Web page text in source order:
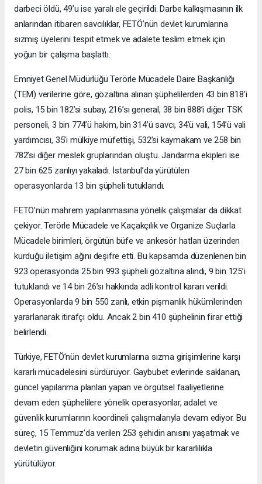
darbeci öldü, 49’u ise yaralı ele geçirildi. Darbe kalkışmasının ilk
anlarından itibaren savcılıklar, FETÖ’nün devlet kurumlarına
sızmış üyelerini tespit etmek ve adalete teslim etmek için
yoğun bir çalışma başlattı.
Emniyet Genel Müdürlüğü Terörle Mücadele Daire Başkanlığı
(TEM) verilerine göre, gözaltına alınan şüphelilerden 43 bin 818’i
polis, 15 bin 182’si subay, 216’sı general, 38 bin 888’i diğer TSK
personeli, 3 bin 774’ü hakim, bin 314’ü savcı, 34’ü vali, 154’ü vali
yardımcısı, 35’i mülkiye müfettişi, 532’si kaymakam ve 258 bin
782’si diğer meslek gruplarından oluştu. Jandarma ekipleri ise
27 bin 625 zanlıyı yakaladı. İstanbul’da yürütülen
operasyonlarda 13 bin şüpheli tutuklandı.
FETÖ’nün mahrem yapılanmasına yönelik çalışmalar da dikkat
çekiyor. Terörle Mücadele ve Kaçakçılık ve Organize Suçlarla
Mücadele birimleri, örgütün büfe ve ankesör hatları üzerinden
kurduğu iletişim ağını deşifre etti. Bu kapsamda düzenlenen bin
923 operasyonda 25 bin 993 şüpheli gözaltına alındı, 9 bin 125’i
tutuklandı ve 14 bin 26’sı hakkında adli kontrol kararı verildi.
Operasyonlarda 9 bin 550 zanlı, etkin pişmanlık hükümlerinden
yararlanarak itirafçı oldu. Ancak 2 bin 410 şüphelinin firar ettiği
belirlendi.
Türkiye, FETÖ’nün devlet kurumlarına sızma girişimlerine karşı
kararlı mücadelesini sürdürüyor. Gaybubet evlerinde saklanan,
güncel yapılanma planları yapan ve örgütsel faaliyetlerine
devam eden şüphelilere yönelik operasyonlar, adalet ve
güvenlik kurumlarının koordineli çalışmalarıyla devam ediyor. Bu
süreç, 15 Temmuz’da verilen 253 şehidin anısını yaşatmak ve
devletin güvenliğini korumak adına büyük bir kararlılıkla
yürütülüyor.